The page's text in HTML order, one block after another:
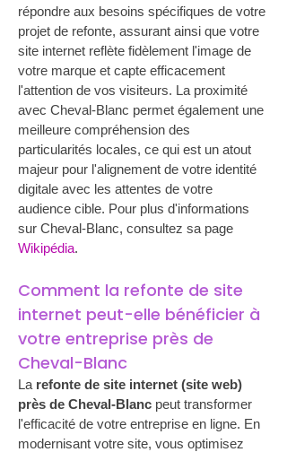
répondre aux besoins spécifiques de votre
projet de refonte, assurant ainsi que votre
site internet reflète fidèlement l'image de
votre marque et capte efficacement
l'attention de vos visiteurs. La proximité
avec Cheval-Blanc permet également une
meilleure compréhension des
particularités locales, ce qui est un atout
majeur pour l'alignement de votre identité
digitale avec les attentes de votre
audience cible. Pour plus d'informations
sur Cheval-Blanc, consultez sa page
Wikipédia.
Comment la refonte de site
internet peut-elle bénéficier à
votre entreprise près de
Cheval-Blanc
La refonte de site internet (site web)
près de Cheval-Blanc peut transformer
l'efficacité de votre entreprise en ligne. En
modernisant votre site, vous optimisez